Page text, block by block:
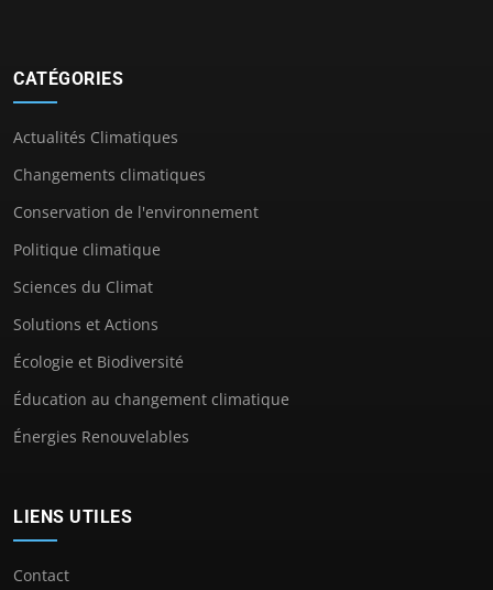
CATÉGORIES
Actualités Climatiques
Changements climatiques
Conservation de l'environnement
Politique climatique
Sciences du Climat
Solutions et Actions
Écologie et Biodiversité
Éducation au changement climatique
Énergies Renouvelables
LIENS UTILES
Contact